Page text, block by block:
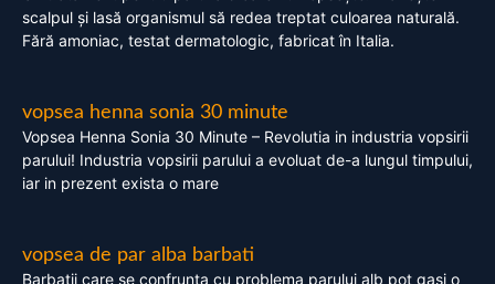
scalpul și lasă organismul să redea treptat culoarea naturală.
Fără amoniac, testat dermatologic, fabricat în Italia.
vopsea henna sonia 30 minute
Vopsea Henna Sonia 30 Minute – Revolutia in industria vopsirii
parului! Industria vopsirii parului a evoluat de-a lungul timpului,
iar in prezent exista o mare
vopsea de par alba barbati
Barbatii care se confrunta cu problema parului alb pot gasi o